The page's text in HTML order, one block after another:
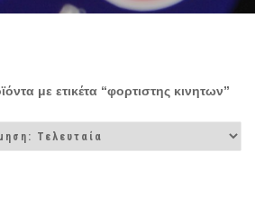
με ετικέτα “φορτιστης κινητων”